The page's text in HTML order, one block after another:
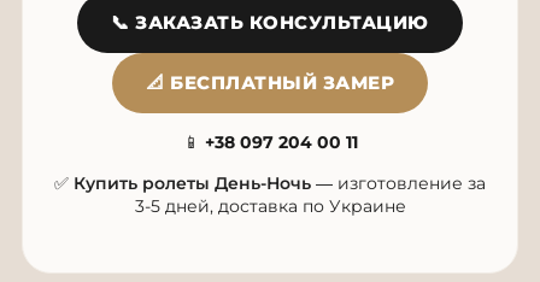
📞 ЗАКАЗАТЬ КОНСУЛЬТАЦИЮ
📐 БЕСПЛАТНЫЙ ЗАМЕР
📱 +38 097 204 00 11
✅ Купить ролеты День-Ночь — изготовление за
3-5 дней, доставка по Украине